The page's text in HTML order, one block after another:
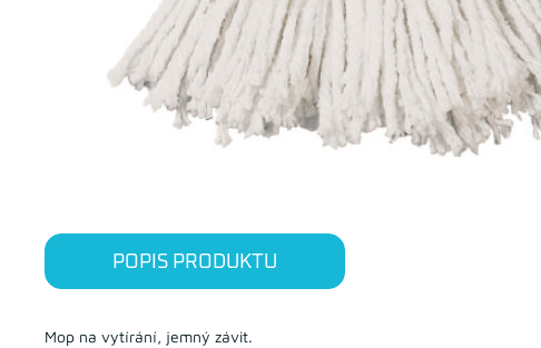
POPIS PRODUKTU
Mop na vytírání, jemný závit.